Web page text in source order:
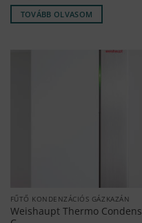
TOVÁBB OLVASOM
FŰTŐ KONDENZÁCIÓS GÁZKAZÁN
Weishaupt Thermo Condens